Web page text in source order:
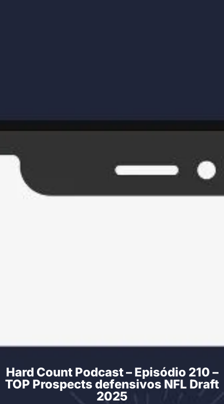
Hard Count Podcast – Episódio 210 –
TOP Prospects defensivos NFL Draft
2025